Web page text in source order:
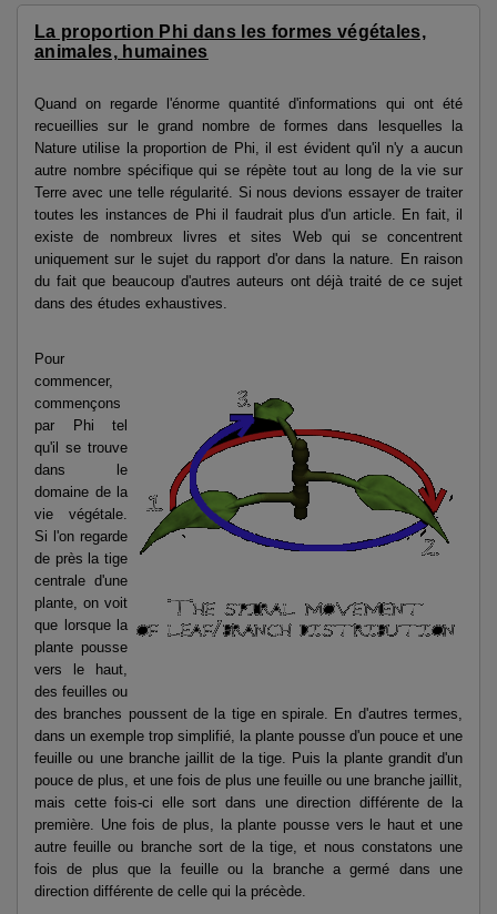
La proportion Phi dans les formes végétales,
animales, humaines
Quand on regarde l'énorme quantité d'informations qui ont été
recueillies sur le grand nombre de formes dans lesquelles la
Nature utilise la proportion de Phi, il est évident qu'il n'y a aucun
autre nombre spécifique qui se répète tout au long de la vie sur
Terre avec une telle régularité. Si nous devions essayer de traiter
toutes les instances de Phi il faudrait plus d'un article. En fait, il
existe de nombreux livres et sites Web qui se concentrent
uniquement sur le sujet du rapport d'or dans la nature. En raison
du fait que beaucoup d'autres auteurs ont déjà traité de ce sujet
dans des études exhaustives.
Pour
commencer,
commençons
par Phi tel
qu'il se trouve
dans le
domaine de la
vie végétale.
Si l'on regarde
de près la tige
centrale d'une
plante, on voit
que lorsque la
plante pousse
vers le haut,
des feuilles ou
des branches poussent de la tige en spirale. En d'autres termes,
dans un exemple trop simplifié, la plante pousse d'un pouce et une
feuille ou une branche jaillit de la tige. Puis la plante grandit d'un
pouce de plus, et une fois de plus une feuille ou une branche jaillit,
mais cette fois-ci elle sort dans une direction différente de la
première. Une fois de plus, la plante pousse vers le haut et une
autre feuille ou branche sort de la tige, et nous constatons une
fois de plus que la feuille ou la branche a germé dans une
direction différente de celle qui la précède.